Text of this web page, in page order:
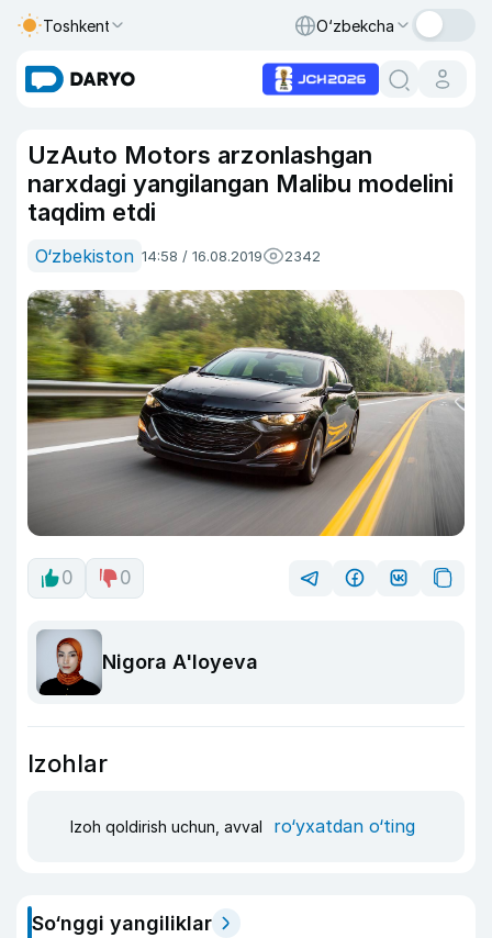
Toshkent O‘zbekcha
UzAuto Motors arzonlashgan
narxdagi yangilangan Malibu modelini
taqdim etdi
O‘zbekiston 14:58 / 16.08.2019 2342
0 0
Nigora A'loyeva
Izohlar
Izoh qoldirish uchun, avval ro‘yxatdan o‘ting
So‘nggi yangiliklar